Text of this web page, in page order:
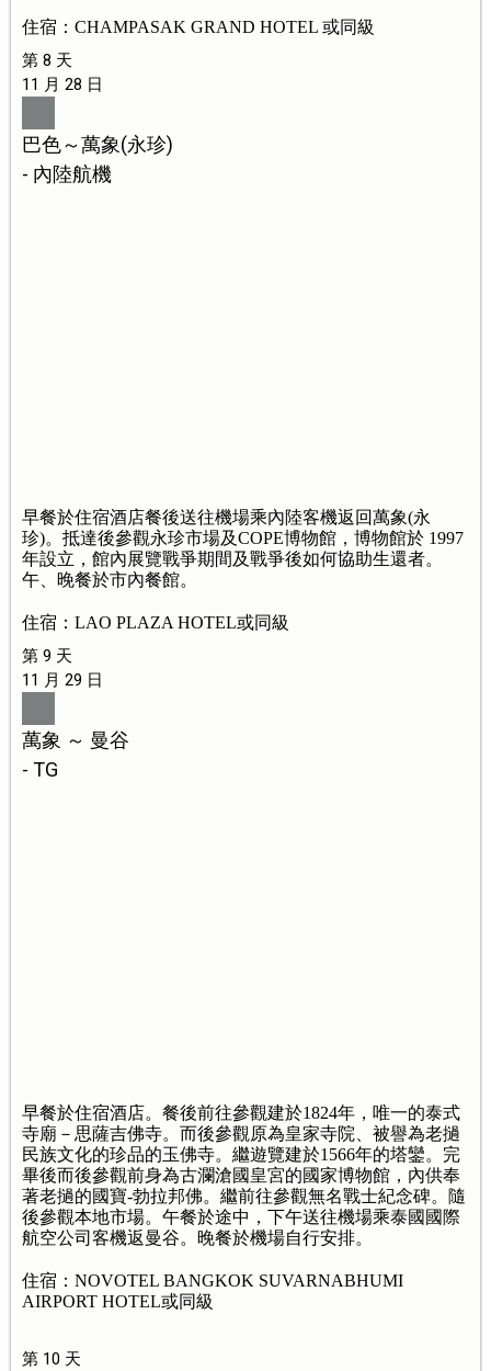
住宿：CHAMPASAK GRAND HOTEL 或同級
第 8 天
11 月 28 日
巴色～萬象(永珍)
- 內陸航機
早餐於住宿酒店餐後送往機場乘內陸客機返回萬象(永
珍)。抵達後參觀永珍市場及COPE博物館，博物館於 1997
年設立，館內展覽戰爭期間及戰爭後如何協助生還者。
午、晚餐於市內餐館。
住宿：LAO PLAZA HOTEL或同級
第 9 天
11 月 29 日
萬象 ～ 曼谷
- TG
早餐於住宿酒店。餐後前往參觀建於1824年，唯一的泰式
寺廟－思薩吉佛寺。而後參觀原為皇家寺院、被譽為老撾
民族文化的珍品的玉佛寺。繼遊覽建於1566年的塔鑾。完
畢後而後參觀前身為古瀾滄國皇宮的國家博物館，內供奉
著老撾的國寶-勃拉邦佛。繼前往參觀無名戰士紀念碑。隨
後參觀本地市場。午餐於途中，下午送往機場乘泰國國際
航空公司客機返曼谷。晚餐於機場自行安排。
住宿：NOVOTEL BANGKOK SUVARNABHUMI
AIRPORT HOTEL或同級
第 10 天